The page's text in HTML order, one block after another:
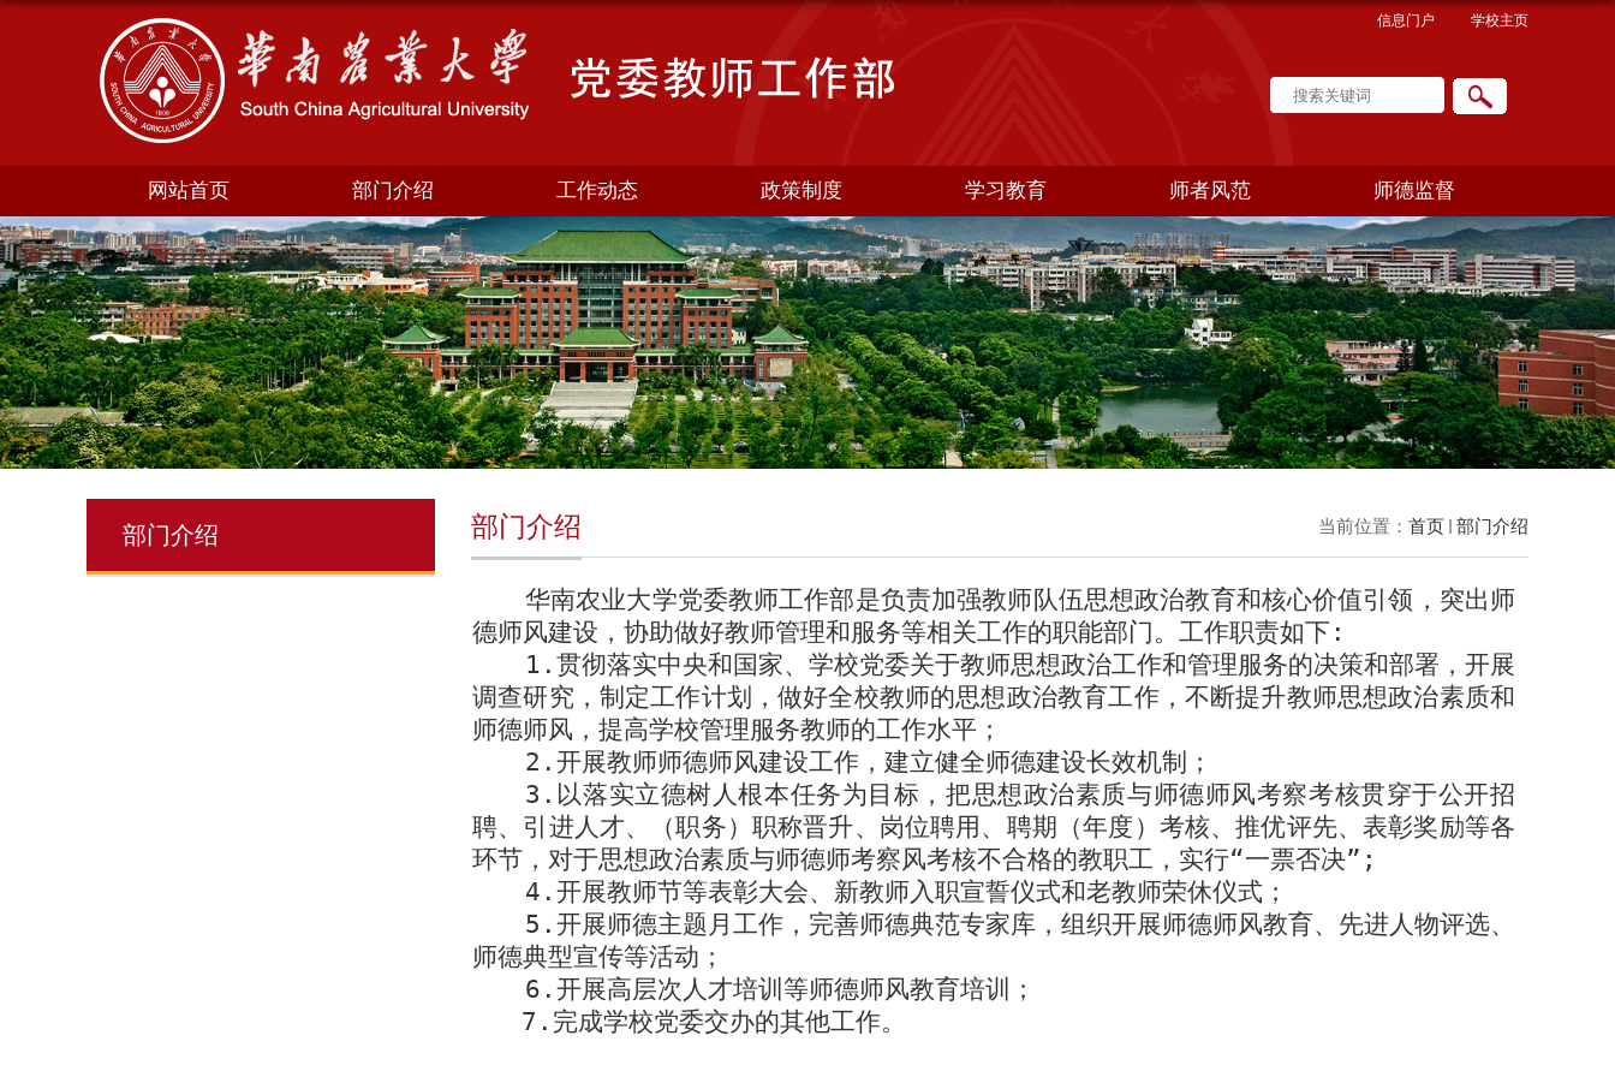
学校主页
信息门户
网站首页 部门介绍 工作动态 政策制度 学习教育 师者风范 师德监督
部门介绍 当前位置： 首页 部门介绍
部门介绍
华南农业大学党委教师工作部是负责加强教师队伍思想政治教育和核心价值引领，突出师
德师风建设，协助做好教师管理和服务等相关工作的职能部门。工作职责如下:
1. 贯彻落实中央和国家、学校党委关于教师思想政治工作和管理服务的决策和部署，开展
调查研究，制定工作计划，做好全校教师的思想政治教育工作，不断提升教师思想政治素质和
师德师风，提高学校管理服务教师的工作水平；
2. 开展教师师德师风建设工作，建立健全师德建设长效机制；
3. 以落实立德树人根本任务为目标，把思想政治素质与师德师风考察考核贯穿于公开招
聘、引进人才、（职务）职称晋升、岗位聘用、聘期（年度）考核、推优评先、表彰奖励等各
环节，对于思想政治素质与师德师考察风考核不合格的教职工，实行“一票否决”;
4. 开展教师节等表彰大会、新教师入职宣誓仪式和老教师荣休仪式；
5. 开展师德主题月工作，完善师德典范专家库，组织开展师德师风教育、先进人物评选、
师德典型宣传等活动；
6. 开展高层次人才培训等师德师风教育培训；
7. 完成学校党委交办的其他工作。